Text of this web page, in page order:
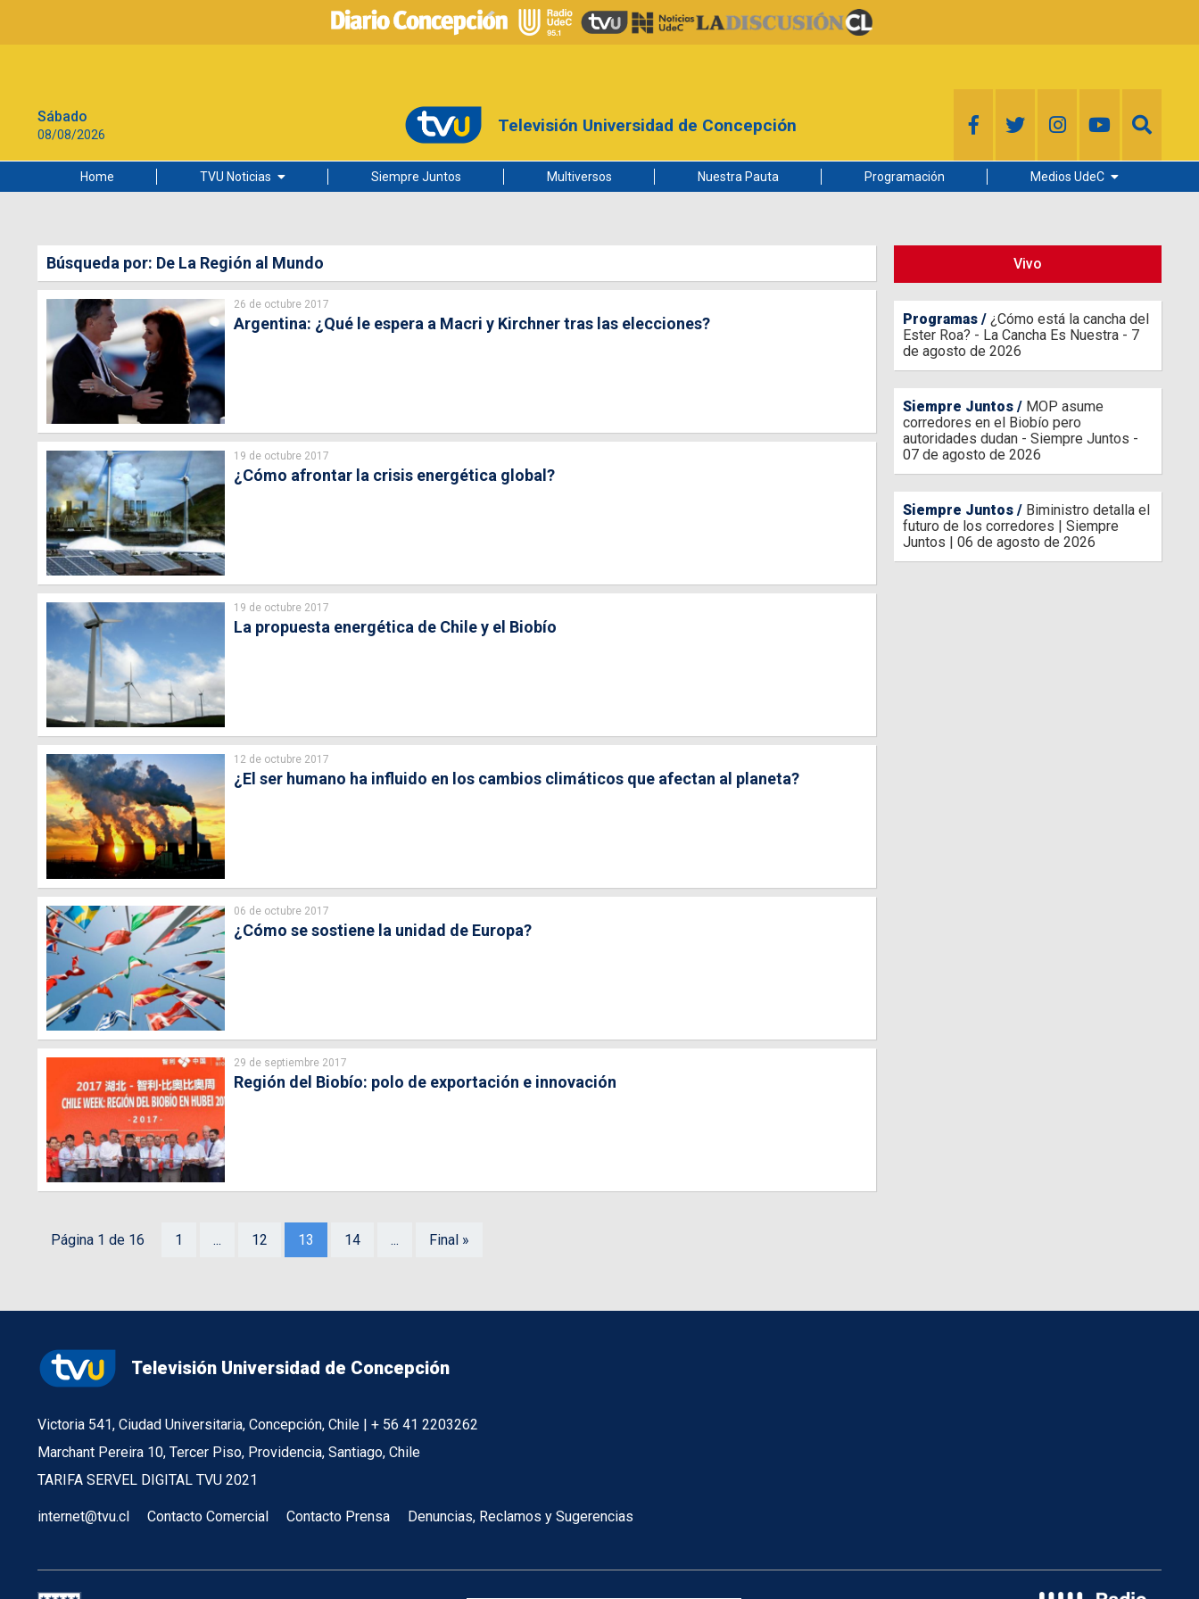
Sábado
08/08/2026 Televisión Universidad de Concepción
Home TVU Noticias
Ciudad
Universidad de Concepción
Siempre Juntos Multiversos Nuestra Pauta Programación Medios UdeC
Radio UdeC
Búsqueda por: De La Región al Mundo
26 de octubre 2017
Argentina: ¿Qué le espera a Macri y Kirchner tras las elecciones?
19 de octubre 2017
¿Cómo afrontar la crisis energética global?
19 de octubre 2017
La propuesta energética de Chile y el Biobío
12 de octubre 2017
¿El ser humano ha influido en los cambios climáticos que afectan al planeta?
06 de octubre 2017
¿Cómo se sostiene la unidad de Europa?
29 de septiembre 2017
Región del Biobío: polo de exportación e innovación
Página 1 de 16 1 ... 12 13 14 ... Final »
Vivo
Programas
¿Cómo está la cancha del
Ester Roa? - La Cancha Es Nuestra - 7
de agosto de 2026
Siempre Juntos
MOP asume
corredores en el Biobío pero
autoridades dudan - Siempre Juntos -
07 de agosto de 2026
Siempre Juntos
Biministro detalla el
futuro de los corredores | Siempre
Juntos | 06 de agosto de 2026
Televisión Universidad de Concepción
Victoria 541, Ciudad Universitaria, Concepción, Chile | + 56 41 2203262
Marchant Pereira 10, Tercer Piso, Providencia, Santiago, Chile
TARIFA SERVEL DIGITAL TVU 2021
internet@tvu.cl Contacto Comercial Contacto Prensa Denuncias, Reclamos y Sugerencias